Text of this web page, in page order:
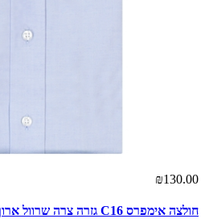
₪130.00
חולצה אימפרס C16 גזרה צרה שרוול ארוך